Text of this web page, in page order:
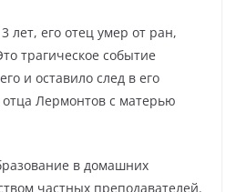
лет, его отец умер от ран,
трагическое событие
и оставило след в его
Лермонтов с матерью
в домашних
частных преподавателей.